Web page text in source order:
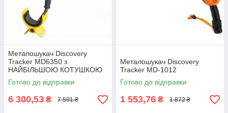
Металошукач Discovery
Tracker MD6350 з
НАЙБІЛЬШОЮ КОТУШКОЮ
15 дюймів
Готово до відправки
6 300,53 ₴ 7 591 ₴
Металошукач Discovery
Tracker MD-1012
Готово до відправки
1 553,76 ₴ 1 872 ₴